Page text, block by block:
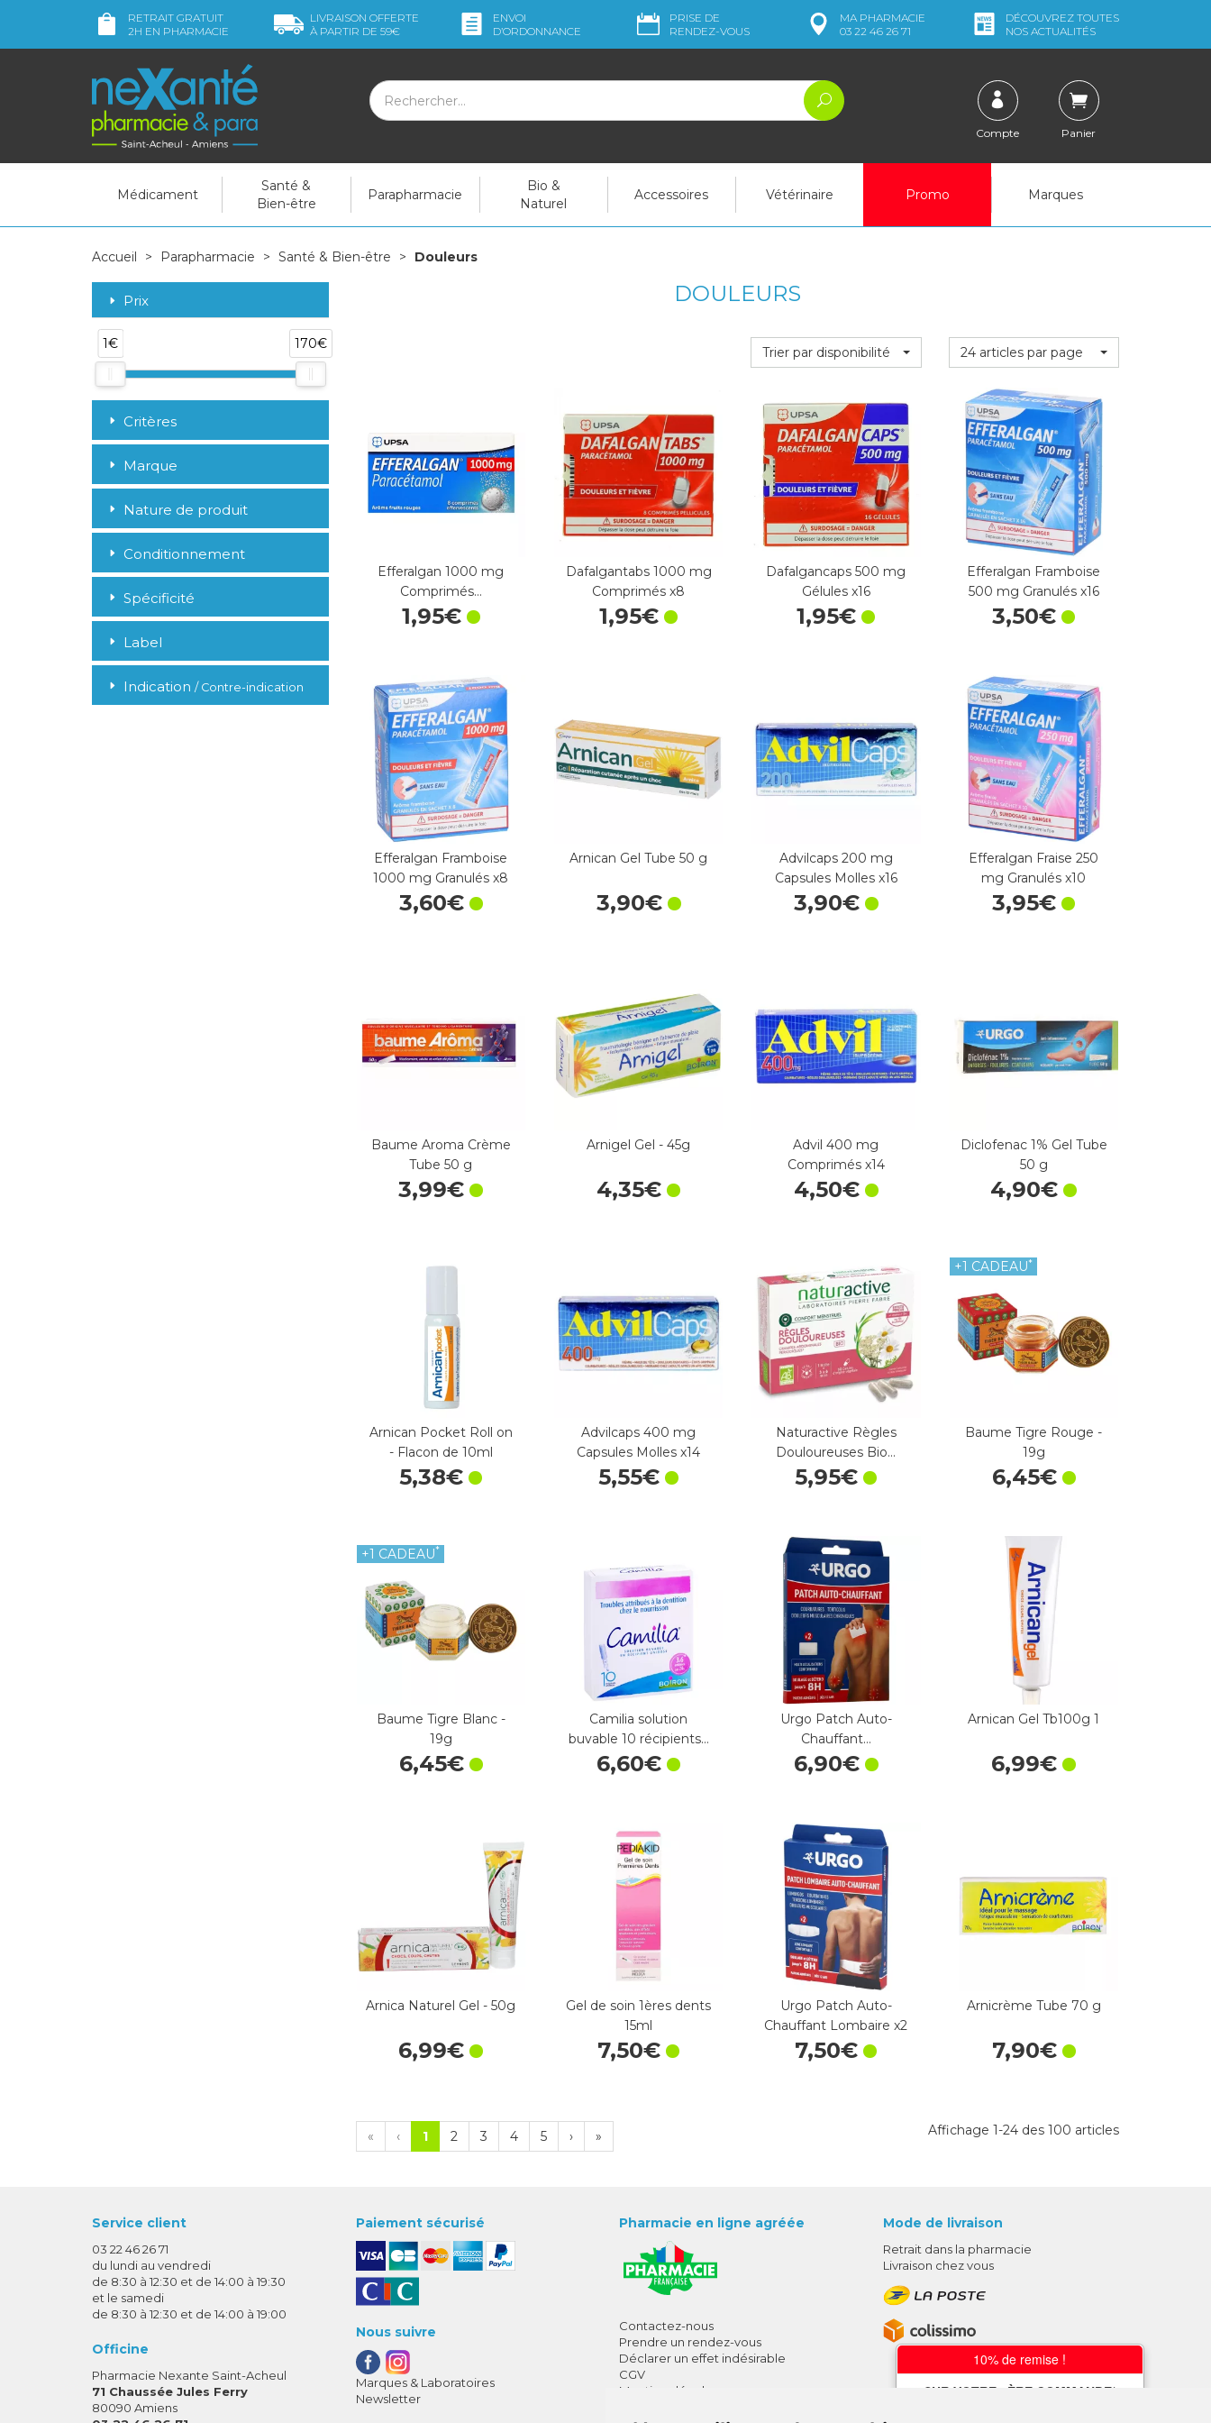
RETRAIT GRATUIT
2H EN PHARMACIE
LIVRAISON OFFERTE
À PARTIR DE 59€
ENVOI
D’ORDONNANCE
PRISE DE
RENDEZ-VOUS
MAPHARMACIE
03 22 46 26 71
DÉCOUVREZ TOUTES
NOS ACTUALITÉS
Compte Panier
Médicament
Santé &
Bien-être
Parapharmacie
Bio &
Naturel
Accessoires Vétérinaire Promo Marques
Accueil Parapharmacie Santé & Bien-être Douleurs
DOULEURS
Trier par disponibilité 24 articles par page
Efferalgan 1000 mg
Comprimés…
1,95€
Dafalgantabs 1000 mg
Comprimés x8
1,95€
Dafalgancaps 500 mg
Gélules x16
1,95€
Efferalgan Framboise
500 mg Granulés x16
3,50€
Efferalgan Framboise
1000 mg Granulés x8
3,60€
Arnican Gel Tube 50 g
3,90€
Advilcaps 200 mg
Capsules Molles x16
3,90€
Efferalgan Fraise 250
mg Granulés x10
3,95€
Baume Aroma Crème
Tube 50 g
3,99€
Arnigel Gel - 45g
4,35€
Advil 400 mg
Comprimés x14
4,50€
Diclofenac 1% Gel Tube
50 g
4,90€
Arnican Pocket Roll on
- Flacon de 10ml
5,38€
Advilcaps 400 mg
Capsules Molles x14
5,55€
Naturactive Règles
Douloureuses Bio…
5,95€
+1 CADEAU*
Baume Tigre Rouge -
19g
6,45€
+1 CADEAU*
Baume Tigre Blanc -
19g
6,45€
Camilia solution
buvable 10 récipients…
6,60€
Urgo Patch Auto-
Chauffant…
6,90€
Arnican Gel Tb100g 1
6,99€
Arnica Naturel Gel - 50g
6,99€
Gel de soin 1ères dents
15ml
7,50€
Urgo Patch Auto-
Chauffant Lombaire x2
7,50€
Arnicrème Tube 70 g
7,90€
« ‹ 1 2 3 4 5 › » Affichage 1-24 des 100 articles
Prix
1€ 170€
Critères
Marque
Nature de produit
Conditionnement
Spécificité
Label
Indication / Contre-indication
Service client
03 22 46 26 71
du lundi au vendredi
de 8:30 à 12:30 et de 14:00 à 19:30
et le samedi
de 8:30 à 12:30 et de 14:00 à 19:00
Officine
Pharmacie Nexante Saint-Acheul
71 Chaussée Jules Ferry
80090 Amiens
Paiement sécurisé
Nous suivre
Marques & Laboratoires
Newsletter
Pharmacie en ligne agréée
Contactez-nous
Prendre un rendez-vous
Déclarer un effet indésirable
CGV
Mentions légales
Mode de livraison
Retrait dans la pharmacie
Livraison chez vous
10% de remise !
SUR VOTRE 1ÈRE COMMANDE*